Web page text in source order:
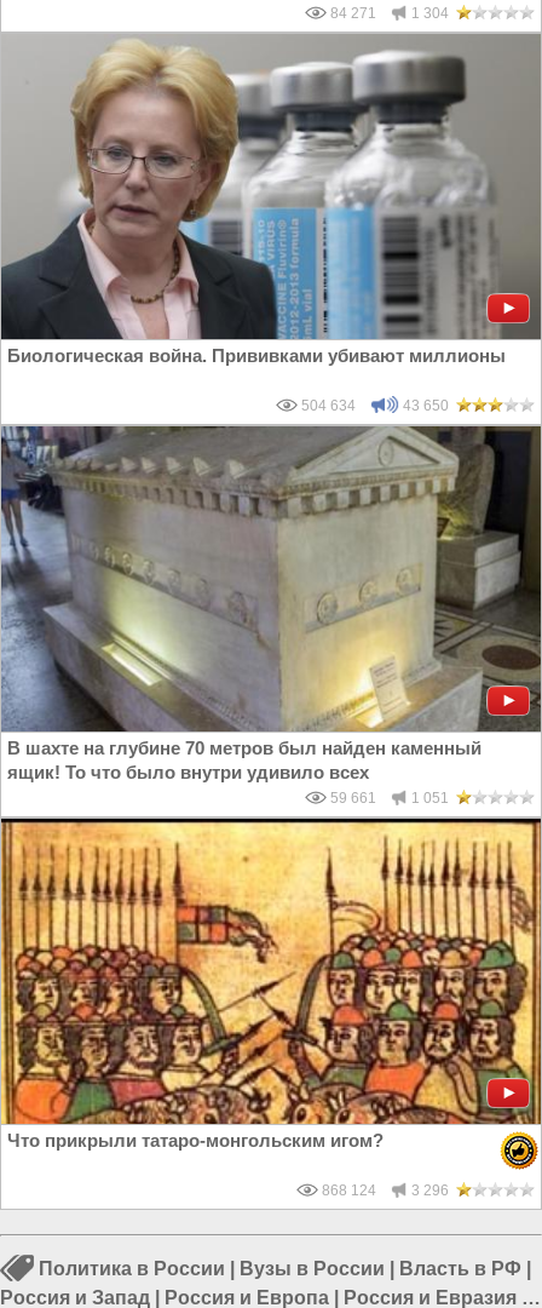
84 271 1 304
Биологическая война. Прививками убивают миллионы
504 634 43 650
В шахте на глубине 70 метров был найден каменный
ящик! То что было внутри удивило всех
59 661 1 051
Что прикрыли татаро-монгольским игом?
868 124 3 296
Политика в России Вузы в России Власть в РФ
Россия и Запад
Россия и Европа Россия и Евразия |